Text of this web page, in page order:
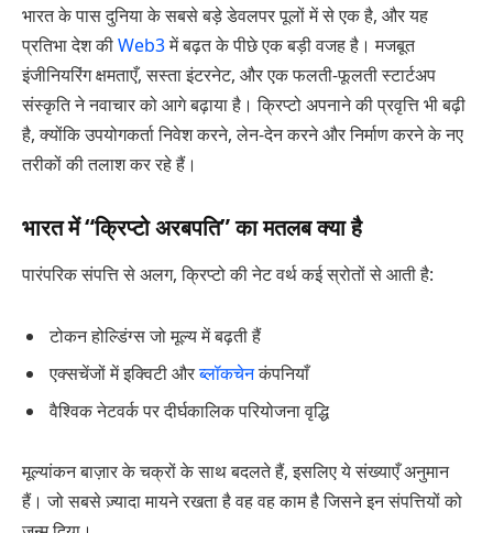
भारत के पास दुनिया के सबसे बड़े डेवलपर पूलों में से एक है, और यह
प्रतिभा देश कीWeb3में बढ़त के पीछे एक बड़ी वजह है। मजबूत
इंजीनियरिंग क्षमताएँ, सस्ता इंटरनेट, और एक फलती-फूलती स्टार्टअप
संस्कृति ने नवाचार को आगे बढ़ाया है। क्रिप्टो अपनाने की प्रवृत्ति भी बढ़ी
है, क्योंकि उपयोगकर्ता निवेश करने, लेन-देन करने और निर्माण करने के नए
तरीकों की तलाश कर रहे हैं।
भारत में “क्रिप्टो अरबपति” का मतलब क्या है
पारंपरिक संपत्ति से अलग, क्रिप्टो की नेट वर्थ कई स्रोतों से आती है:
टोकन होल्डिंग्स जो मूल्य में बढ़ती हैं
एक्सचेंजों में इक्विटी औरब्लॉकचेनकंपनियाँ
वैश्विक नेटवर्क पर दीर्घकालिक परियोजना वृद्धि
मूल्यांकन बाज़ार के चक्रों के साथ बदलते हैं, इसलिए ये संख्याएँ अनुमान
हैं। जो सबसे ज़्यादा मायने रखता है वह वह काम है जिसने इन संपत्तियों को